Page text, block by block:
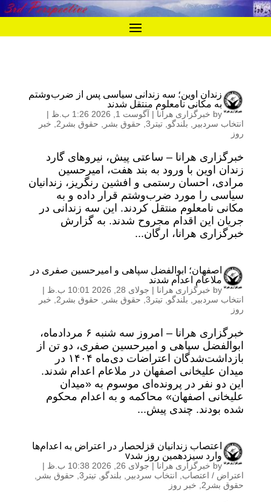
زندان اوین؛ سه زندانی سیاسی پس از ضرب‌وشتم
به مکانی نامعلوم منتقل شدند
by خبرگزاری هرانا | آگوست 1, 2026 1:26 ب.ظ
|
انتخاب سردبیر
بلندگو تیتر3 , حقوق بشر حقوق بشر2
خبر
روز
خبرگزاری هرانا – ساعتی پیش، نیروهای گارد
زندان اوین با ورود به بند هفت، امیرحسین
مرادی، احسان رستمی و افشین رنگریز، زندانیان
سیاسی را مورد ضرب‌وشتم قرار داده و به
مکانی نامعلوم منتقل کردند. این سه زندانی در
جریان این اقدام مجروح شدند. به گزارش
خبرگزاری هرانا، ارگان...
اصفهان؛ ابوالفضل سپاهی و امیرحسین صفری در
ملاعام اعدام شدند
by خبرگزاری هرانا | جولای 28, 2026 10:01 ب.ظ
|
انتخاب سردبیر
بلندگو تیتر3 , حقوق بشر حقوق بشر2
خبر
روز
خبرگزاری هرانا – امروز سه شنبه ۶ مردادماه،
ابوالفضل سپاهی و امیرحسین صفری، دو تن از
بازداشت‌شدگان اعتراضات دی‌ماه ۱۴۰۴ در
میدان علیخانی اصفهان در ملاعام اعدام شدند.
این دو نفر در پرونده‌ای موسوم به «میدان
علیخانی اصفهان» محاکمه و به اعدام محکوم
شده بودند. چندی پیش...
اعتصاب زندانیان قزلحصار در اعتراض به اعدام‌ها
وارد سیزدهمین روز شدv
by خبرگزاری هرانا | جولای 26, 2026 10:38 ب.ظ
|
اعتراض / اعتصاب
انتخاب سردبیر بلندگو تیتر3 , حقوق بشر
حقوق بشر2
خبر روز